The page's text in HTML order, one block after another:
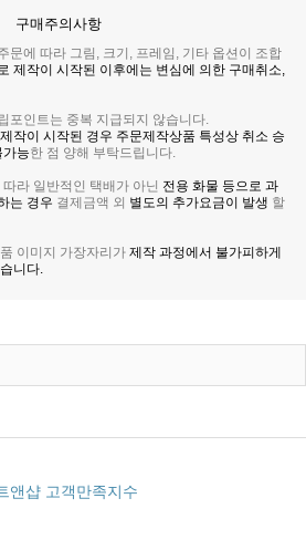
구매주의사항
문에 따라 그림, 크기, 프레임, 기타 옵션이 조합
제작이 시작된 이후에는 변심에 의한 구매취소,
포인트는 중복 지급되지 않습니다.
작이 시작된 경우 주문제작상품 특성상 취소 승
가능한 점 양해 부탁드립니다.
라 일반적인 택배가 아닌 전용 화물 등으로 과
는 경우 결제금액 외 별도의 추가요금이 발생 할
이미지 가장자리가 제작 과정에서 불가피하게
니다.
앤샵 고객만족지수